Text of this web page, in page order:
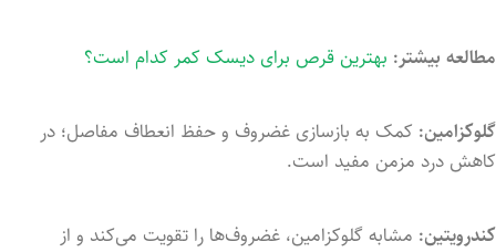
مطالعه بیشتر: بهترین قرص برای دیسک کمر کدام است؟
گلوکزامین: کمک به بازسازی غضروف و حفظ انعطاف مفاصل؛ در
کاهش درد مزمن مفید است.
کندرویتین: مشابه گلوکزامین، غضروف‌ها را تقویت می‌کند و از